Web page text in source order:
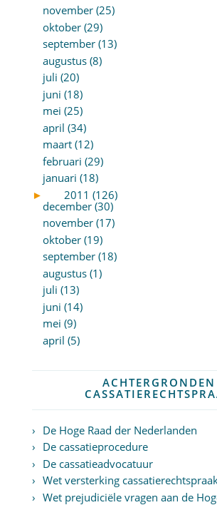
november (25)
oktober (29)
september (13)
augustus (8)
juli (20)
juni (18)
mei (25)
april (34)
maart (12)
februari (29)
januari (18)
►
2011 (126)
december (30)
november (17)
oktober (19)
september (18)
augustus (1)
juli (13)
juni (14)
mei (9)
april (5)
ACHTERGRONDEN
De Hoge Raad der Nederlanden
De cassatieprocedure
De cassatieadvocatuur
Wet versterking
Wet prejudiciële vragen aan de